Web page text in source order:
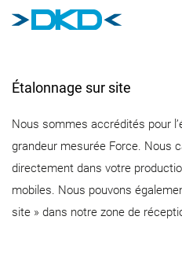
Étalonnage sur site
Nous sommes accrédités pour
grandeur mesurée Force. Nous
directement dans votre
mobiles. Nous pouvons
site » dans notre zone de